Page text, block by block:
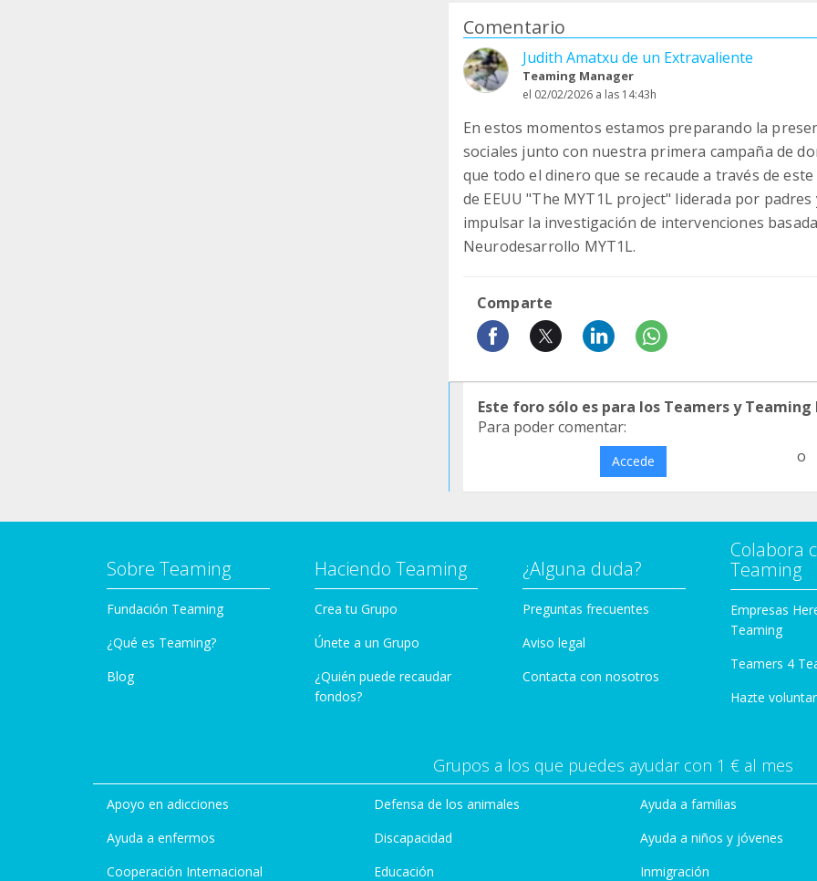
Comentario
Judith Amatxu de un Extravaliente
Teaming Manager
el 02/02/2026 a las 14:43h
En estos momentos estamos preparando la
sociales junto con nuestra primera campaña de
que todo el dinero que se recaude a través de
de EEUU "The MYT1L project" liderada por
impulsar la investigación de intervenciones
Neurodesarrollo MYT1L.
Comparte
Este foro sólo es para los Teamers y
Para poder comentar:
Accede o
Sobre Teaming
Fundación Teaming
¿Qué es Teaming?
Blog
Haciendo Teaming
Crea tu Grupo
Únete a un Grupo
¿Quién puede recaudar
fondos?
¿Alguna duda?
Preguntas frecuentes
Aviso legal
Contacta con nosotros
Colabora
Teaming
Empresas
Teaming
Teamers 4
Hazte
Grupos a los que puedes ayudar con 1 € al mes
Apoyo en adicciones
Ayuda a enfermos
Cooperación Internacional
Defensa de los animales
Discapacidad
Educación
Ayuda a familias
Ayuda a niños y jóvenes
Inmigración